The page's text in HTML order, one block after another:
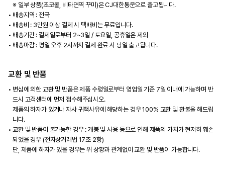
※ 일부 상품(초코볼, 비타면역 꾸미)은 CJ대한통운으로 출고됩니다.
배송지역 : 전국
배송비 : 3만원 이상 결제 시 택배비는 무료입니다.
배송기간 : 결제일로부터 2~3일 / 토요일, 공휴일은 제외
배송마감 : 평일 오후 2시까지 결제 완료 시 당일 출고됩니다.
교환 및 반품
변심에 의한 교환 및 반품은 제품 수령일로부터 영업일 기준 7일 이내에 가능하며 반
드시 고객센터에 먼저 접수해주십시오.
제품의 하자가 있거나 자사 귀책사유에 해당하는 경우 100% 교환 및 환불을 해드립
니다.
교환 및 반품이 불가능한 경우 : 개봉 및 사용 등으로 인해 제품의 가치가 현저히 훼손
되었을 경우 (전자상거래법 17조 2항)
단, 제품에 하자가 있을 경우는 위 상황과 관계없이 교환 및 반품이 가능합니다.